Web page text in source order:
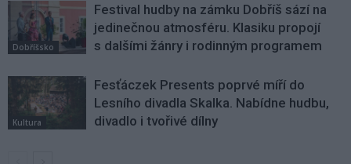
Dobříšsko
Festival hudby na zámku Dobříš sází na
jedinečnou atmosféru. Klasiku propojí
s dalšími žánry i rodinným programem
Kultura
Fesťáczek Presents poprvé míří do
Lesního divadla Skalka. Nabídne hudbu,
divadlo i tvořivé dílny